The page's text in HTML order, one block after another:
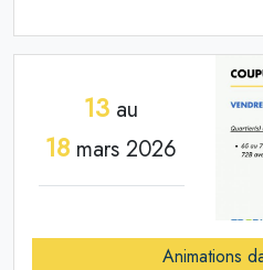
13 au
18 mars 2026
Animations